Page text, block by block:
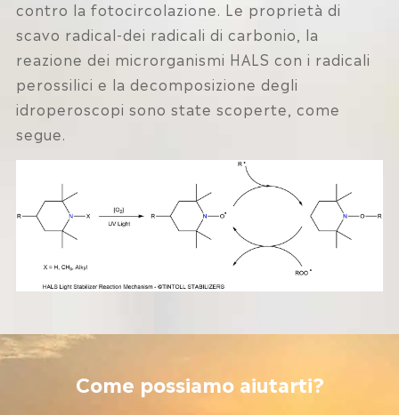
contro la fotocircolazione. Le proprietà di
scavo radical-dei radicali di carbonio, la
reazione dei microrganismi HALS con i radicali
perossilici e la decomposizione degli
idroperoscopi sono state scoperte, come
segue.
Come possiamo aiutarti?